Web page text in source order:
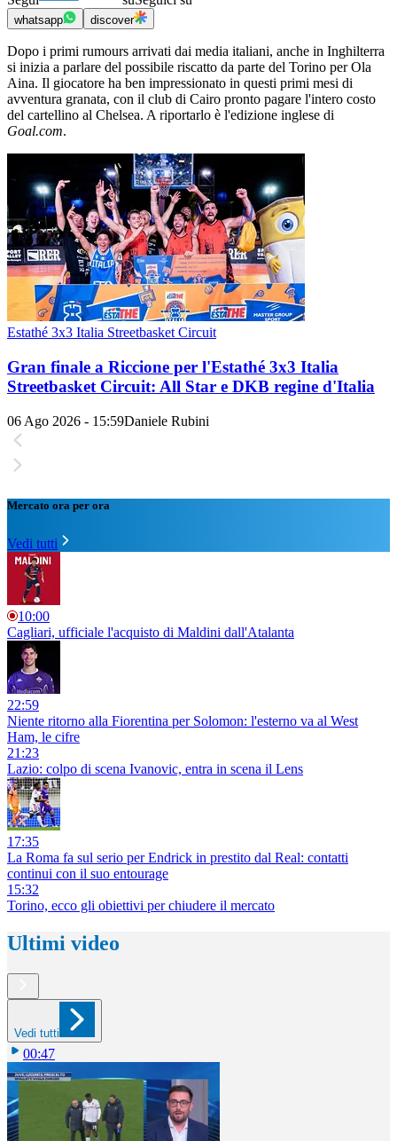
whatsapp discover
Dopo i primi rumours arrivati dai media italiani, anche in Inghilterra
si inizia a parlare del possibile riscatto da parte del Torino per Ola
Aina. Il giocatore ha ben impressionato in questi primi mesi di
avventura granata, con il club di Cairo pronto pagare l'intero costo
del cartellino al Chelsea. A riportarlo è l'edizione inglese di
Goal.com.
Estathé 3x3 Italia Streetbasket Circuit
Gran finale a Riccione per l'Estathé 3x3 Italia
Streetbasket Circuit: All Star e DKB regine d'Italia
06 Ago 2026 - 15:59Daniele Rubini
Mercato ora per ora
Vedi tutti
10:00
Cagliari, ufficiale l'acquisto di Maldini dall'Atalanta
22:59
Niente ritorno alla Fiorentina per Solomon: l'esterno va al West
Ham, le cifre
21:23
Lazio: colpo di scena Ivanovic, entra in scena il Lens
17:35
La Roma fa sul serio per Endrick in prestito dal Real: contatti
continui con il suo entourage
15:32
Torino, ecco gli obiettivi per chiudere il mercato
Ultimi video
Vedi tutti
00:47